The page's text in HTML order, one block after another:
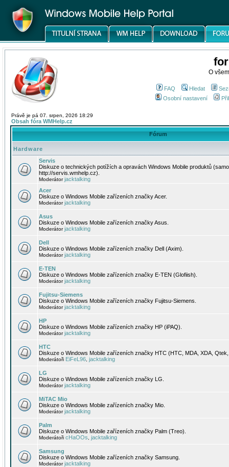
O
FAQ Hledat
Osobní nastavení
Právě je pá 07. srpen, 2026 18:29
Obsah fóra WMHelp.cz
Fórum
Hardware
Servis
Diskuze o technických potížích a opravách Windows Mobile produktů
http://servis.wmhelp.cz).
Moderátorjacktalking
Acer
Diskuze o Windows Mobile zařízeních značky Acer.
Moderátorjacktalking
Asus
Diskuze o Windows Mobile zařízeních značky Asus.
Moderátorjacktalking
Dell
Diskuze o Windows Mobile zařízeních značky Dell (Axim).
Moderátorjacktalking
E-TEN
Diskuze o Windows Mobile zařízeních značky E-TEN (Glofiish).
Moderátorjacktalking
Fujitsu-Siemens
Diskuze o Windows Mobile zařízeních značky Fujitsu-Siemens.
Moderátorjacktalking
HP
Diskuze o Windows Mobile zařízeních značky HP (iPAQ).
Moderátorjacktalking
HTC
Diskuze o Windows Mobile zařízeních značky HTC (HTC, MDA, XDA,
Moderátoři EiFeL96 jacktalking
LG
Diskuze o Windows Mobile zařízeních značky LG.
Moderátorjacktalking
MiTAC Mio
Diskuze o Windows Mobile zařízeních značky Mio.
Moderátorjacktalking
Palm
Diskuze o Windows Mobile zařízeních značky Palm (Treo).
Moderátoři cHaOOs jacktalking
Samsung
Diskuze o Windows Mobile zařízeních značky Samsung.
Moderátorjacktalking